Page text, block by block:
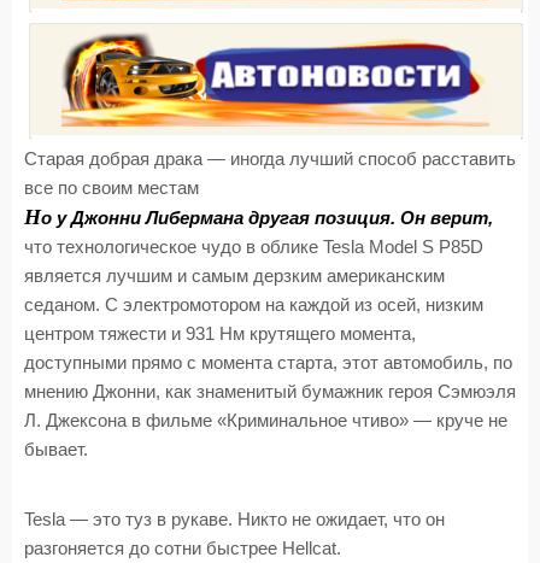
Старая добрая драка — иногда лучший способ расставить
все по своим местам
Но у Джонни Либермана другая позиция. Он верит,
что технологическое чудо в облике Tesla Model S P85D
является лучшим и самым дерзким американским
седаном. С электромотором на каждой из осей, низким
центром тяжести и 931 Нм крутящего момента,
доступными прямо с момента старта, этот автомобиль, по
мнению Джонни, как знаменитый бумажник героя Сэмюэля
Л. Джексона в фильме «Криминальное чтиво» — круче не
бывает.
Tesla — это туз в рукаве. Никто не ожидает, что он
разгоняется до сотни быстрее Hellcat.